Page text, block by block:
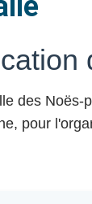
des Noës-
pour